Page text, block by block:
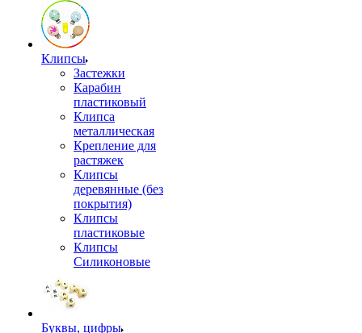
Клипсы
Застежки
Карабин
пластиковый
Клипса
металлическая
Крепление для
растяжек
Клипсы
деревянные (без
покрытия)
Клипсы
пластиковые
Клипсы
Силиконовые
Буквы, цифры